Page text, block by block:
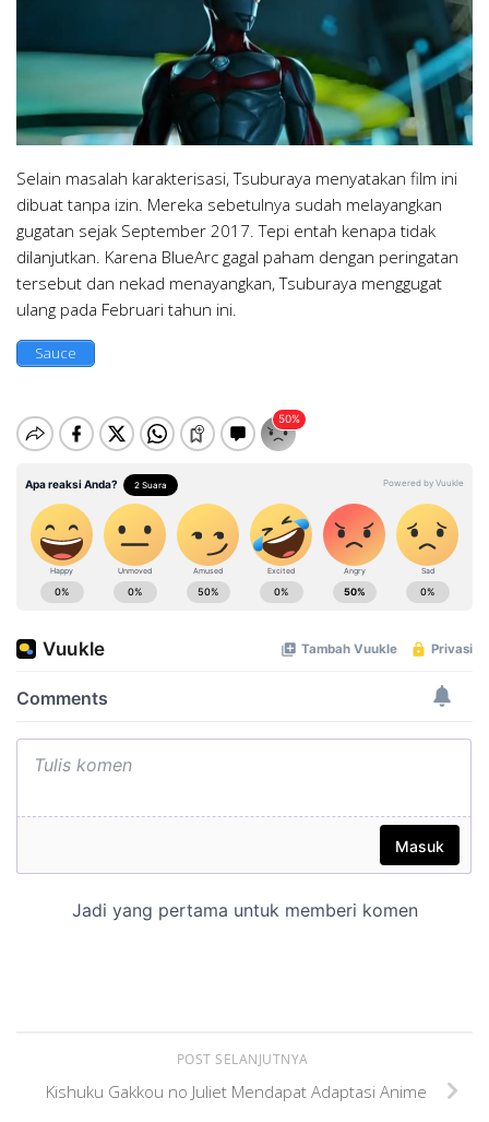
Selain masalah karakterisasi, Tsuburaya menyatakan film ini
dibuat tanpa izin. Mereka sebetulnya sudah melayangkan
gugatan sejak September 2017. Tepi entah kenapa tidak
dilanjutkan. Karena BlueArc gagal paham dengan peringatan
tersebut dan nekad menayangkan, Tsuburaya menggugat
ulang pada Februari tahun ini.
Sauce
POST SELANJUTNYA
Kishuku Gakkou no Juliet Mendapat Adaptasi Anime